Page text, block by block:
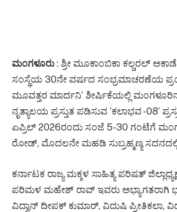
ಮಂಗಳೂರು: ಶ್ರೀ ಮೂಕಾಂಬಿಕಾ ಕಲ್ಚರಲ್
ಸಂಸ್ಥೆಯ 30ನೇ ವರ್ಷದ ಸಂಭ್ರಮಾಚರಣೆಯ
ಮೂವತ್ತರ ಮಾರ್ದನಿ’ ಶೀರ್ಷಿಕೆಯಲ್ಲಿ
ನೃತ್ಯಾಲಯ ಪ್ರಸ್ತುತ ಪಡಿಸುವ ‘ಕಲಾಭವ -08’
ಏಪ್ರಿಲ್ 2026ರಂದು ಸಂಜೆ 5-30 ಗಂಟೆಗೆ
ರೋಡ್, ಮೊದಲನೇ ಮಹಡಿ ಸುಬ್ರಹ್ಮಣ್ಯ
ಕರ್ನಾಟಕ ರಾಜ್ಯ ಮಕ್ಕಳ ಸಾಹಿತ್ಯ ಪರಿಷತ್
ಪರಿಮಳ ಮಹೇಶ್ ರಾವ್ ಇವರು ಅಭ್ಯಾಗತರಾಗಿ
ವಿದ್ವಾನ್ ದೀಪಕ್ ಕುಮಾರ್, ವಿದುಷಿ ಪ್ರೀತಿಕಲಾ,